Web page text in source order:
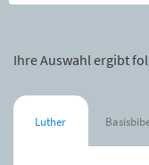
Ihre Auswahl ergibt
Luther